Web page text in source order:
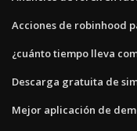
Acciones de robinhood
¿cuánto tiempo lleva
Descarga gratuita de
Mejor aplicación de